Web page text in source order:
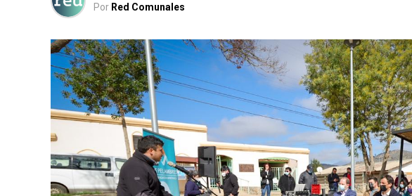
Por Red Comunales